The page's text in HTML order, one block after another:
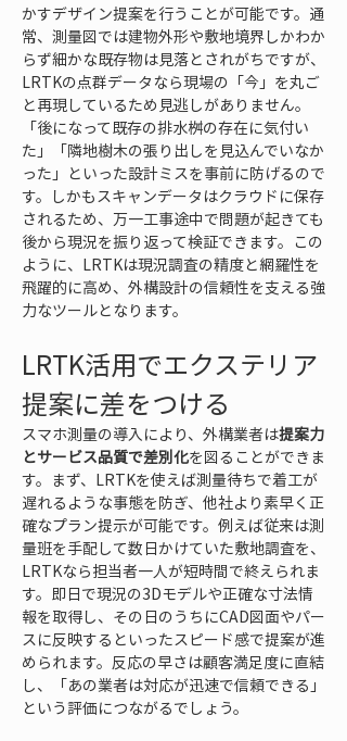
かすデザイン提案を行うことが可能です。通
常、測量図では建物外形や敷地境界しかわか
らず細かな既存物は見落とされがちですが、
LRTKの点群データなら現場の「今」を丸ご
と再現しているため見逃しがありません。
「後になって既存の排水桝の存在に気付い
た」「隣地樹木の張り出しを見込んでいなか
った」といった設計ミスを事前に防げるので
す。しかもスキャンデータはクラウドに保存
されるため、万一工事途中で問題が起きても
後から現況を振り返って検証できます。この
ように、LRTKは現況調査の精度と網羅性を
飛躍的に高め、外構設計の信頼性を支える強
力なツールとなります。
LRTK活用でエクステリア
提案に差をつける
スマホ測量の導入により、外構業者は提案力
とサービス品質で差別化を図ることができま
す。まず、LRTKを使えば測量待ちで着工が
遅れるような事態を防ぎ、他社より素早く正
確なプラン提示が可能です。例えば従来は測
量班を手配して数日かけていた敷地調査を、
LRTKなら担当者一人が短時間で終えられま
す。即日で現況の3Dモデルや正確な寸法情
報を取得し、その日のうちにCAD図面やパー
スに反映するといったスピード感で提案が進
められます。反応の早さは顧客満足度に直結
し、「あの業者は対応が迅速で信頼できる」
という評価につながるでしょう。